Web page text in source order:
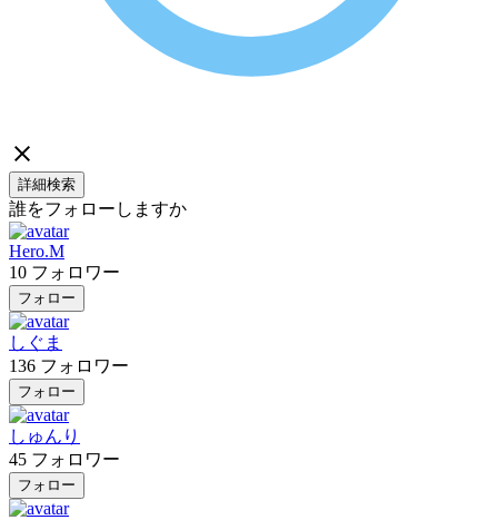
詳細検索
誰をフォローしますか
Hero.M
10 フォロワー
フォロー
しぐま
136 フォロワー
フォロー
しゅんり
45 フォロワー
フォロー